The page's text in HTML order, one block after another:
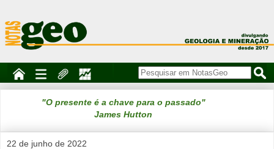
"O presente é a chave para o passado"
James Hutton
22 de junho de 2022